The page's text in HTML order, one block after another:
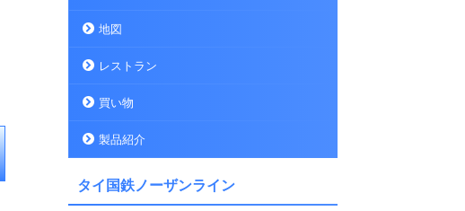
地図
レストラン
買い物
製品紹介
タイ国鉄ノーザンライン